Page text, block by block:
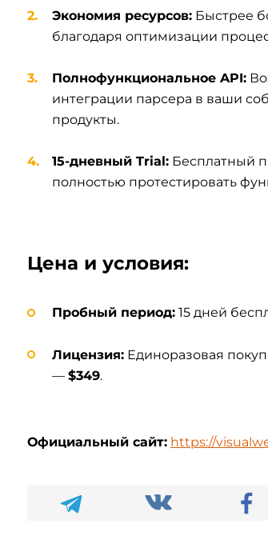
Экономия ресурсов: Быстрее
благодаря оптимизации
Полнофункциональное API:
интеграции парсера в ваши
продукты.
15-дневный Trial: Бесплатный
полностью протестировать
Цена и условия:
Пробный период: 15 дней
Лицензия: Единоразовая
— $349.
Официальный сайт: https://